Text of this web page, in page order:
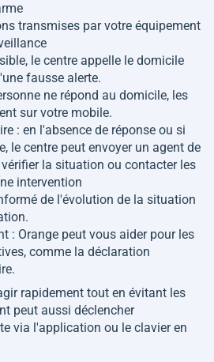
transmises par votre équipement
le centre appelle le domicile
fausse alerte.
ne répond au domicile, les
sur votre mobile.
: en l'absence de réponse ou si
le centre peut envoyer un agent de
la situation ou contacter les
intervention
de l'évolution de la situation
: Orange peut vous aider pour les
comme la déclaration
rapidement tout en évitant les
peut aussi déclencher
via l'application ou le clavier en